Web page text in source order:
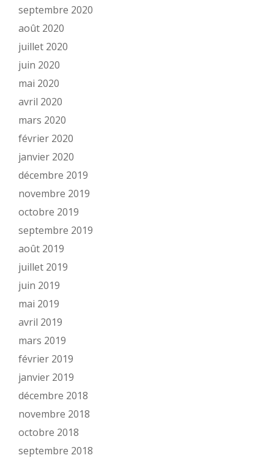
septembre 2020
août 2020
juillet 2020
juin 2020
mai 2020
avril 2020
mars 2020
février 2020
janvier 2020
décembre 2019
novembre 2019
octobre 2019
septembre 2019
août 2019
juillet 2019
juin 2019
mai 2019
avril 2019
mars 2019
février 2019
janvier 2019
décembre 2018
novembre 2018
octobre 2018
septembre 2018